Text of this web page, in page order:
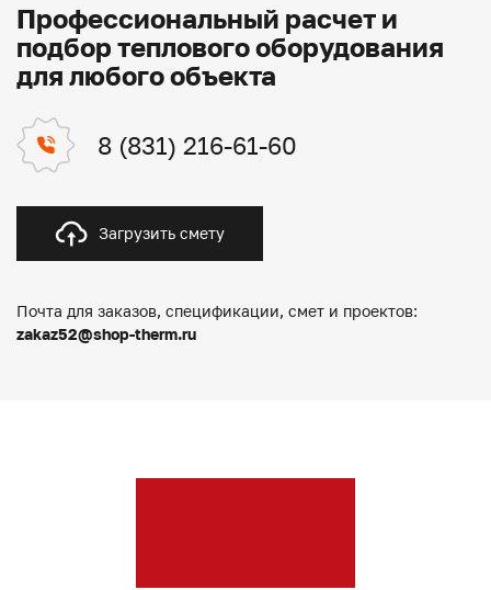
Профессиональный расчет и
подбор теплового оборудования
для любого объекта
8 (831) 216-61-60
Загрузить смету
Почта для заказов, спецификации, смет и проектов:
zakaz52@shop-therm.ru